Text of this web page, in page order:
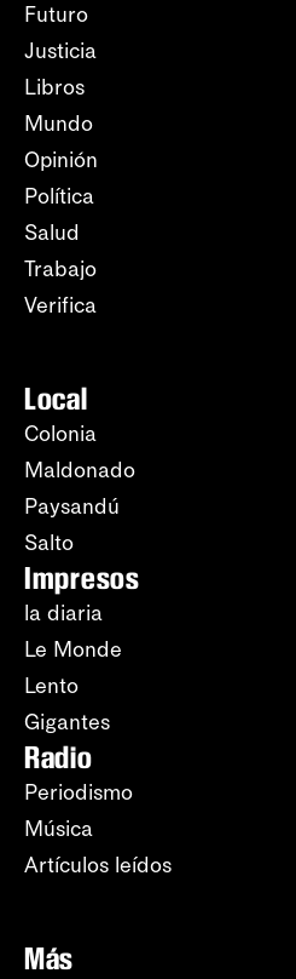
Futuro
Justicia
Libros
Mundo
Opinión
Política
Salud
Trabajo
Verifica
Local
Colonia
Maldonado
Paysandú
Salto
Impresos
la diaria
Le Monde
Lento
Gigantes
Radio
Periodismo
Música
Artículos leídos
Más